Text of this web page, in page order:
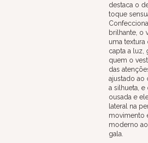
destaca o
toque
brilhante, o
uma textura
capta a luz,
quem o
das
ajustado ao
a silhueta, e
ousada e
lateral na
movimento
moderno
gala.